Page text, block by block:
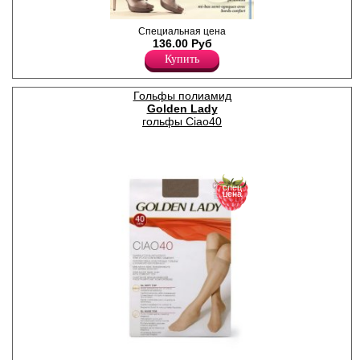
Гольфы женские плотностью
40den, тонкие, эластичные,
полуматовые, с широкой
комфортной резинкой,
классических оттенков.
Обладают прозрачной
текстурой плетения с
гладким шелковистым
эффектом. Невидимый
прозрачный носок для
каждый день. Идеально
сочетаются с любой обувью
(классические туфли,
кроссовки, лоферы,
ботинки), позволяя
создавать различные
образы в стиле casual,
country, city. Незаменимый
элемент в любое время года.
Универсальный размер. В
упаковке 2 пары.
Плотность 40ден
Полиамид 80%
Эластан 20%
Специальная цена
136.00 Руб
Купить
Гольфы полиамид
Golden Lady
гольфы Ciao40
спец
цена